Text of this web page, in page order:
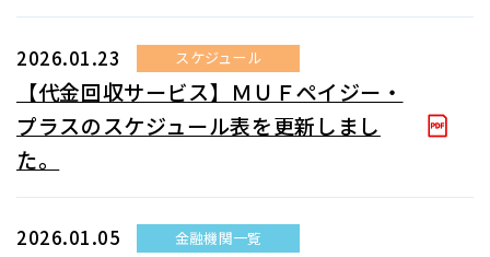
2026.01.23 スケジュール
【代金回収サービス】ＭＵＦペイジー・
プラスのスケジュール表を更新しまし
た。
2026.01.05 金融機関一覧